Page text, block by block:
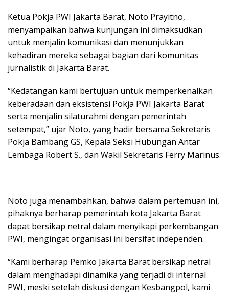
Ketua Pokja PWI Jakarta Barat, Noto Prayitno,
menyampaikan bahwa kunjungan ini dimaksudkan
untuk menjalin komunikasi dan menunjukkan
kehadiran mereka sebagai bagian dari komunitas
jurnalistik di Jakarta Barat.
“Kedatangan kami bertujuan untuk memperkenalkan
keberadaan dan eksistensi Pokja PWI Jakarta Barat
serta menjalin silaturahmi dengan pemerintah
setempat,” ujar Noto, yang hadir bersama Sekretaris
Pokja Bambang GS, Kepala Seksi Hubungan Antar
Lembaga Robert S., dan Wakil Sekretaris Ferry Marinus.
Noto juga menambahkan, bahwa dalam pertemuan ini,
pihaknya berharap pemerintah kota Jakarta Barat
dapat bersikap netral dalam menyikapi perkembangan
PWI, mengingat organisasi ini bersifat independen.
“Kami berharap Pemko Jakarta Barat bersikap netral
dalam menghadapi dinamika yang terjadi di internal
PWI, meski setelah diskusi dengan Kesbangpol, kami